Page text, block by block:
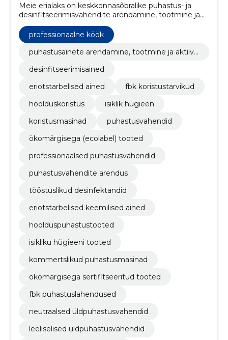
Meie erialaks on keskkonnasõbralike puhastus- ja
desinfitseerimisvahendite arendamine, tootmine ja
müük.
professionaalne köök
puhastusainete arendamine, tootmine ja aktiivn
desinfitseerimisained
eriotstarbelised ained
fbk koristustarvikud
hoolduskoristus
isiklik hügieen
koristusmasinad
puhastusvahendid
ökomärgisega (ecolabel) tooted
professionaalsed puhastusvahendid
puhastusvahendite arendus
tööstuslikud desinfektandid
eriotstarbelised keemilised ained
hoolduspuhastustooted
isikliku hügieeni tooted
kommertslikud puhastusmasinad
ökomärgisega sertifitseeritud tooted
fbk puhastuslahendused
neutraalsed üldpuhastusvahendid
leeliselised üldpuhastusvahendid